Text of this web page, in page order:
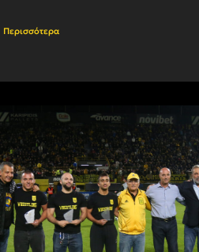
Περισσότερα